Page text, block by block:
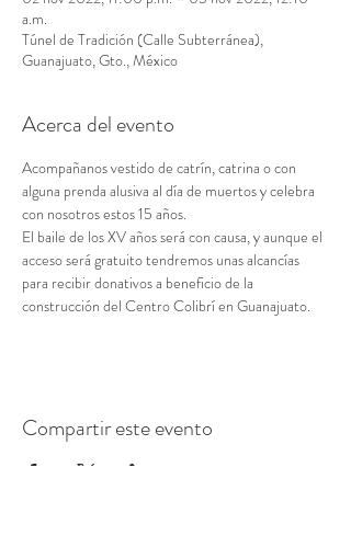
a.m.
Túnel de Tradición (Calle Subterránea),
Guanajuato, Gto., México
Acerca del evento
Acompañanos vestido de catrín, catrina o con
alguna prenda alusiva al día de muertos y celebra
con nosotros estos 15 años.
El baile de los XV años será con causa, y aunque el
acceso será gratuito tendremos unas alcancías
para recibir donativos a beneficio de la
construcción del Centro Colibrí en Guanajuato.
Compartir este evento